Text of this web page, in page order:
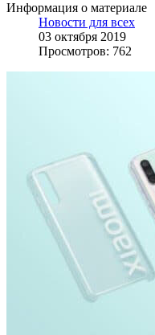
Информация о материале
Новости для всех
03 октября 2019
Просмотров: 762